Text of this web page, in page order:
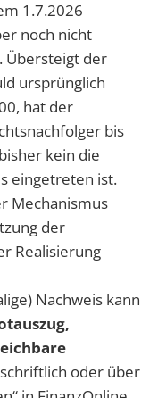
1.7.2026
noch nicht
Übersteigt der
ursprünglich
hat der
bis
kein die
eingetreten ist.
Mechanismus
der
Realisierung
Nachweis kann
oder über